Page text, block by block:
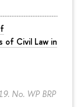
of Civil Law in
No. WP BRP